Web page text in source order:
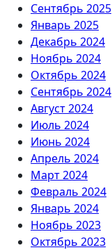
Сентябрь 2025
Январь 2025
Декабрь 2024
Ноябрь 2024
Октябрь 2024
Сентябрь 2024
Август 2024
Июль 2024
Июнь 2024
Апрель 2024
Март 2024
Февраль 2024
Январь 2024
Ноябрь 2023
Октябрь 2023